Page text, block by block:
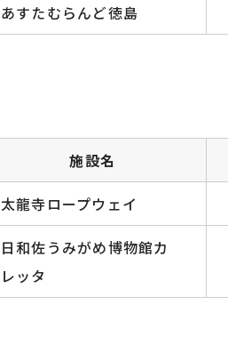
あすたむらんど徳島
施設名
太龍寺ロープウェイ
日和佐うみがめ博物館カ
レッタ